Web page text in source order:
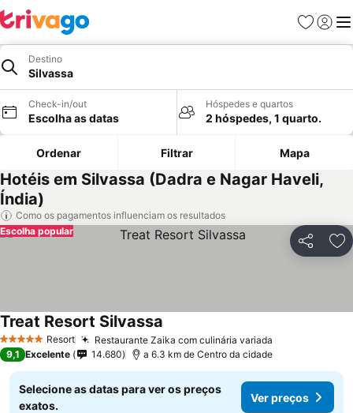
Favoritos
Iniciar
Destino
Silvassa
Check-in/out
Escolha as datas
Hóspedes e quartos
2 hóspedes, 1 quarto.
Ordenar Filtrar Mapa
Hotéis em Silvassa (Dadra e Nagar Haveli,
Índia)
Como os pagamentos influenciam os resultados
Partilhar
Escolha popular
5 Estrelas Resort Restaurante Zaika com culinária variada
Treat Resort Silvassa
9,1 Excelente 14.680 a 6.3 km de Centro da cidade
Selecione as datas para ver os preços
exatos.
Ver preços